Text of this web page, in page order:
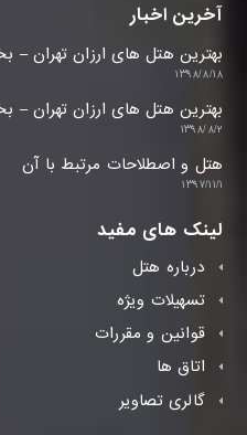
آخرین اخبار
بهترین هتل های ارزان تهران
۱۳۹۸/۸/۱۸
بهترین هتل های ارزان تهران –
۱۳۹۸/۸/۲
هتل و اصطلاحات مرتبط با آن
۱۳۹۷/۱۱/۱
لینک های مفید
درباره هتل
تسهیلات ویژه
قوانین و مقررات
اتاق ها
گالری تصاویر